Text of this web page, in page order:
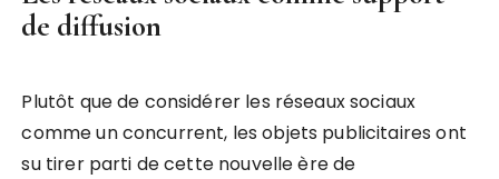
de diffusion
Plutôt que de considérer les réseaux sociaux
comme un concurrent, les objets publicitaires ont
su tirer parti de cette nouvelle ère de